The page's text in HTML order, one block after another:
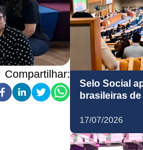
Compartilhar:
Selo Social
brasileiras
em Nova York
17/07/2026